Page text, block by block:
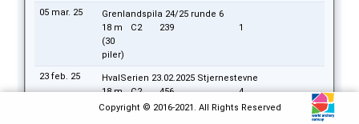
05 mar. 25
Grenlandspila 24/25 runde 6
18 m
(30
piler)
C2 239 1
23 feb. 25
HvalSerien 23.02.2025 Stjernestevne
18 m
C2 456 4
Grenlandspila 24/25 runde 5
Copyright © 2016-2021. All Rights Reserved